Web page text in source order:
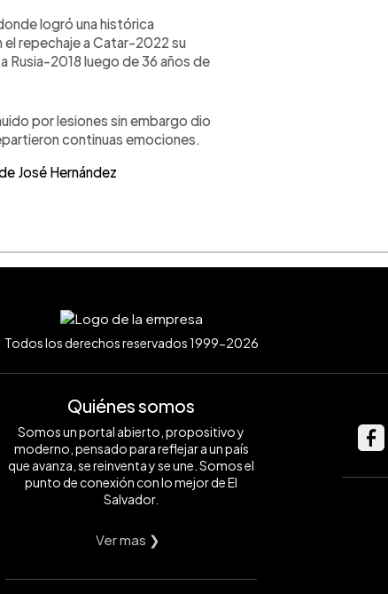
logró una histórica
el repechaje a Catar-2022 su
Rusia-2018 luego de 36 años de
por lesiones sin embargo dio
continuas emociones.
José Hernández
Todos los derechos reservados 1999-2026
Quiénes somos
Somos un portal abierto, propositivo y
moderno, pensado para reflejar a un país
que avanza, se reinventa y se une. Somos el
punto de conexión con lo mejor de El
Salvador.
Ver mas ❯